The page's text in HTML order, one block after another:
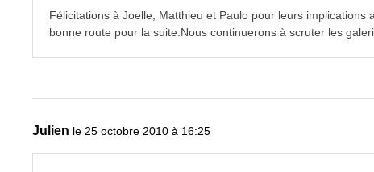
Félicitations à Joelle, Matthieu et Paulo pour leurs
bonne route pour la suite.Nous continuerons à scruter les
Julien le 25 octobre 2010 à 16:25